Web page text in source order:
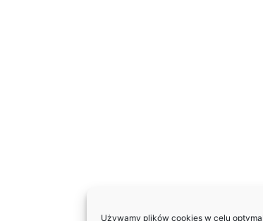
Używamy plików cookies w celu